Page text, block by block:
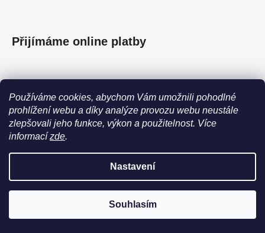
Používáme cookies, abychom Vám umožnili pohodlné
prohlížení webu a díky analýze provozu webu neustále
zlepšovali jeho funkce, výkon a použitelnost. Více
informacízde.
Nastavení
Souhlasím
Přijímáme online platby
Facebook
EMMY’S | ZLATÉ ŠPERKY
Copyright 2026EMMY’S | ZLATÉ ŠPERKY. Všechna práva
vyhrazena.